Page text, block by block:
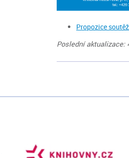
Propozice
Poslední aktualizace: